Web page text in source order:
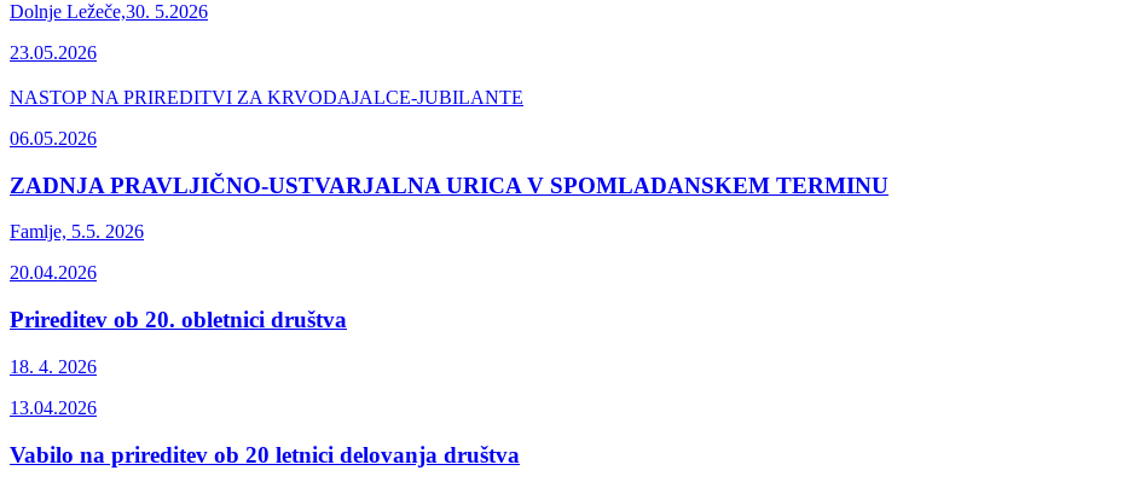
Dolnje Ležeče,30. 5.2026
23.05.2026
NASTOP NA PRIREDITVI ZA KRVODAJALCE-JUBILANTE
06.05.2026
ZADNJA PRAVLJIČNO-USTVARJALNA URICA V SPOMLADANSKEM TERMINU
Famlje, 5.5. 2026
20.04.2026
Prireditev ob 20. obletnici društva
18. 4. 2026
13.04.2026
Vabilo na prireditev ob 20 letnici delovanja društva